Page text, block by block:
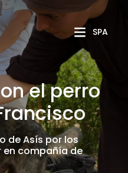
SPA
el perro
de Asís por los
en compañía de